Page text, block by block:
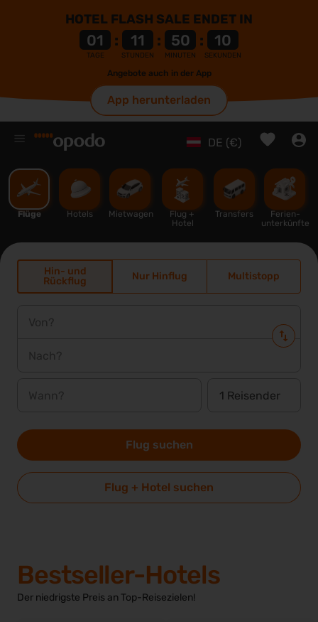
HOTEL FLASH SALE ENDET IN
01
TAGE
: 11
STUNDEN
: 50
MINUTEN
: 09
SEKUNDEN
Angebote auch in der App
App herunterladen
DE (€)
%
Flüge Hotels Mietwagen
Flug +
Hotel
Transfers
Ferien-
unterkünfte
Bestseller-Hotels
Der niedrigste Preis an Top-Reisezielen!
Hin- und
Rückflug
Nur Hinflug Multistopp
Flug suchen
Flug + Hotel suchen